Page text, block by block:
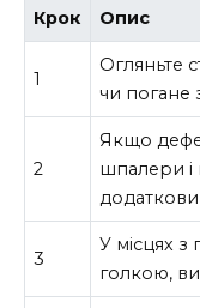
Крок Опис
1
Огляньте
чи погане
2
Якщо
шпалери і
3
У місцях з
голкою,